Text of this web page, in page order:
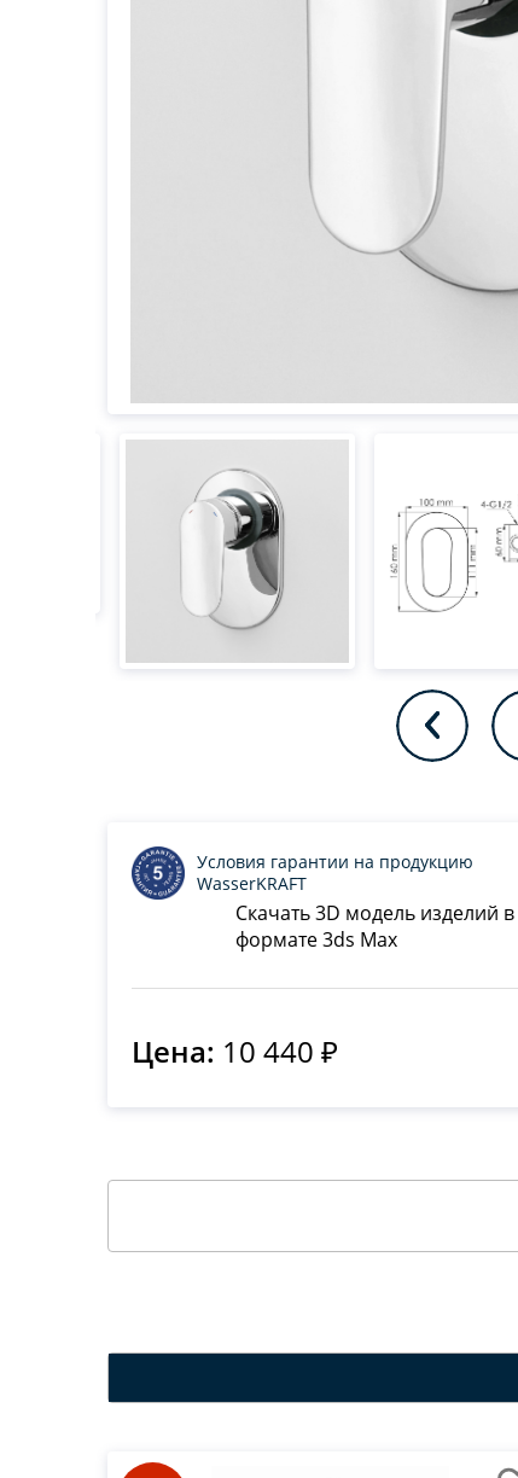
Скачать 3D модель изделий в
формате 3ds Max
Условия гарантии на продукцию
WasserKRAFT
Цена: 10 440 ₽